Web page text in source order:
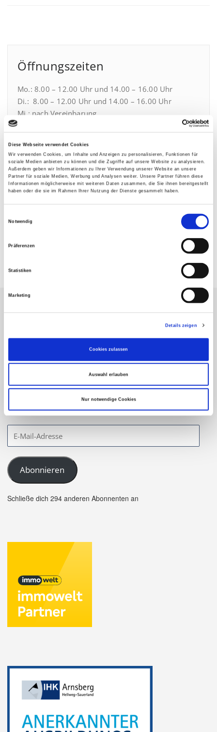
Diese Webseite verwendet Cookies
Wir verwenden Cookies, um Inhalte und Anzeigen zu personalisieren, Funktionen für
soziale Medien anbieten zu können und die Zugriffe auf unsere Website zu analysieren.
Außerdem geben wir Informationen zu Ihrer Verwendung unserer Website an unsere
Partner für soziale Medien, Werbung und Analysen weiter. Unsere Partner führen diese
Informationen möglicherweise mit weiteren Daten zusammen, die Sie ihnen bereitgestellt
haben oder die sie im Rahmen Ihrer Nutzung der Dienste gesammelt haben.
Notwendig
Präferenzen
Statistiken
Marketing
Details zeigen
Cookies zulassen
Auswahl erlauben
Nur notwendige Cookies
Öffnungszeiten
Mo.: 8.00 – 12.00 Uhr und 14.00 – 16.00 Uhr
Di.: 8.00 – 12.00 Uhr und 14.00 – 16.00 Uhr
Mi.: nach Vereinbarung
Gerne können Sie mit uns auch
Besichtigungstermine außerhalb der oben genannten
Öffnungszeiten vereinbaren. Rufen Sie uns dazu bitte
E-Mail:
Bleiben Sie auf dem neuesten
Geben Sie hier Ihre Email-Adresse an, um unser
Webangebot zu abonnieren und Benachrichtigungen über
neue Beiträge via E-Mail zu erhalten.
Abonnieren
Schließe dich 294 anderen Abonnenten an